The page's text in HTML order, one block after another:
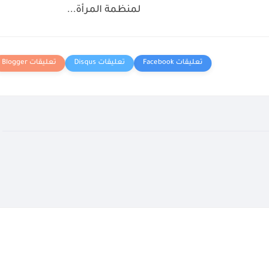
لمنظمة المرأة...